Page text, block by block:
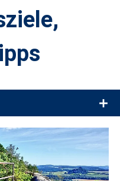
Ein Blog für alle, die gern